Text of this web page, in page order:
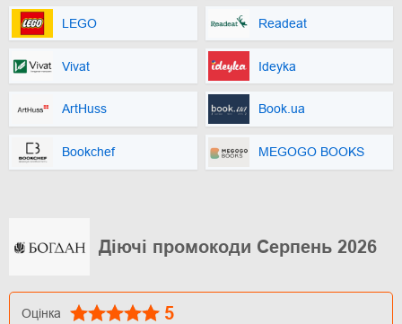
LEGO Readeat
Vivat Ideyka
ArtHuss Book.ua
Bookchef MEGOGO BOOKS
Діючі промокоди Серпень 2026
Оцінка 5